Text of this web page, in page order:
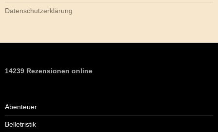
Datenschutzerklärung
14239 Rezensionen online
Abenteuer
Belletristik